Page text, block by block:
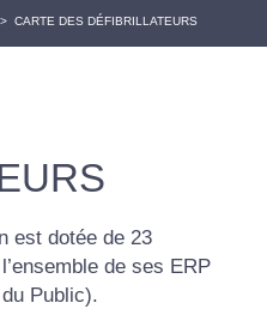
> CARTE DES DÉFIBRILLATEURS
est dotée de 23
de ses ERP
Public).